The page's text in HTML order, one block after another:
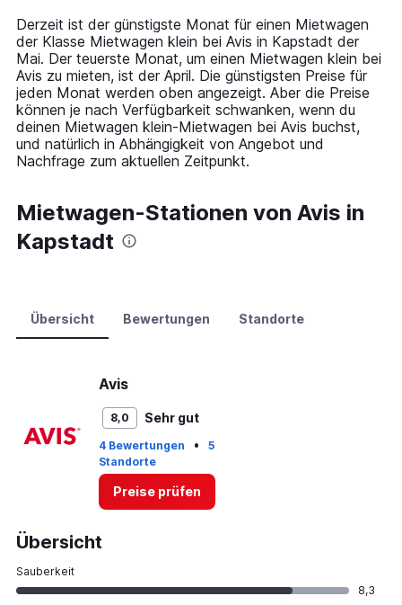
14
categories.
The
chart
has
1
Y
axis
displaying
values.
0
to
60.
Derzeit ist der günstigste Monat für einen Mietwagen
der Klasse Mietwagen klein bei Avis in Kapstadt der
Mai. Der teuerste Monat, um einen Mietwagen klein bei
Avis zu mieten, ist der April. Die günstigsten Preise für
jeden Monat werden oben angezeigt. Aber die Preise
können je nach Verfügbarkeit schwanken, wenn du
deinen Mietwagen klein-Mietwagen bei Avis buchst,
und natürlich in Abhängigkeit von Angebot und
Nachfrage zum aktuellen Zeitpunkt.
Mietwagen-Stationen von Avis in
Kapstadt
Übersicht Bewertungen Standorte
Avis
8,0 Sehr gut
4 Bewertungen •
5
Standorte
Preise prüfen
Übersicht
Sauberkeit
8,3